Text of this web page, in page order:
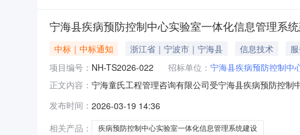
宁海县疾病预防控制中心实验室一体化信息管理系
中标｜中标通知 浙江省｜宁波市｜宁海县 信息技术
项目编号： NH-TS2026-022 招标单位： 宁海县疾病预防控制中
正文内容： 宁海童氏工程管理咨询有限公司受宁海县疾病预防控
中标单位一宁海县疾病预防控制中心实验室一体化信息
交结果使自己的
发布时间： 2026-03-19 14:36
相关产品：
疾病预防控制中心实验室一体化信息管理系统建设